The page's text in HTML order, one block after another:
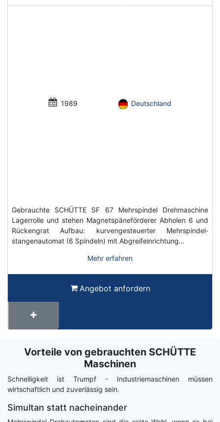
1989 Deutschland
Gebrauchte SCHÜTTE SF 67 Mehrspindel­ Drehmaschine
Lagerrolle und stehen Magnetspäneförderer Abholen 6 und
Rückengrat Aufbau: kurvengesteuerter Mehrspindel­
stangenautomat (6 Spindeln) mit Abgreifeinrichtung…
Mehr erfahren
Angebot anfordern
TermVorteile von gebrauchten SCHÜTTE
Maschinen
Schnelligkeit ist Trumpf - Industriemaschinen müssen
wirtschaftlich und zuverlässig sein.
Simultan statt nacheinander